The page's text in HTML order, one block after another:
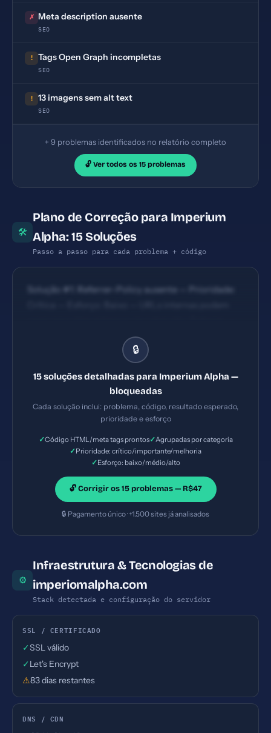
✗ Meta description ausente
SEO
! Tags Open Graph incompletas
SEO
! 13 imagens sem alt text
SEO
+ 9 problemas identificados no relatório completo
🔓 Ver todos os 15 problemas
🛠
Plano de Correção para Imperium
Alpha: 15 Soluções
Passo a passo para cada problema + código
Solução #1: Referrer-Policy ausente — Prioridade:
Solução #2: Permissions-Policy ausente —
Prioridade: Crítica — Esforço: Baixo — Permissões
controladas. — Solução #3: Title com 14 caracteres
(ideal: 30-60) — Prioridade: Importante — Esforço:
🔒
15 soluções detalhadas para Imperium Alpha —
bloqueadas
Cada solução inclui: problema, código, resultado esperado,
prioridade e esforço
✓Código HTML/meta tags prontos✓Agrupadas por categoria
✓Prioridade: crítico/importante/melhoria
✓Esforço: baixo/médio/alto
🔓 Corrigir os 15 problemas — R$47
🔒 Pagamento único · +1.500 sites já analisados
⚙
Infraestrutura & Tecnologias de
imperiomalpha.com
Stack detectada e configuração do servidor
SSL / CERTIFICADO
✓SSL válido
✓ Let's Encrypt
⚠83 dias restantes
DNS / CDN